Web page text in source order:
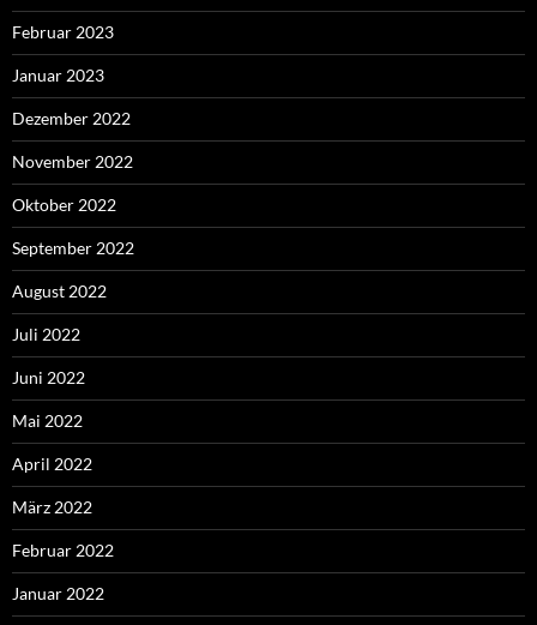
Februar 2023
Januar 2023
Dezember 2022
November 2022
Oktober 2022
September 2022
August 2022
Juli 2022
Juni 2022
Mai 2022
April 2022
März 2022
Februar 2022
Januar 2022